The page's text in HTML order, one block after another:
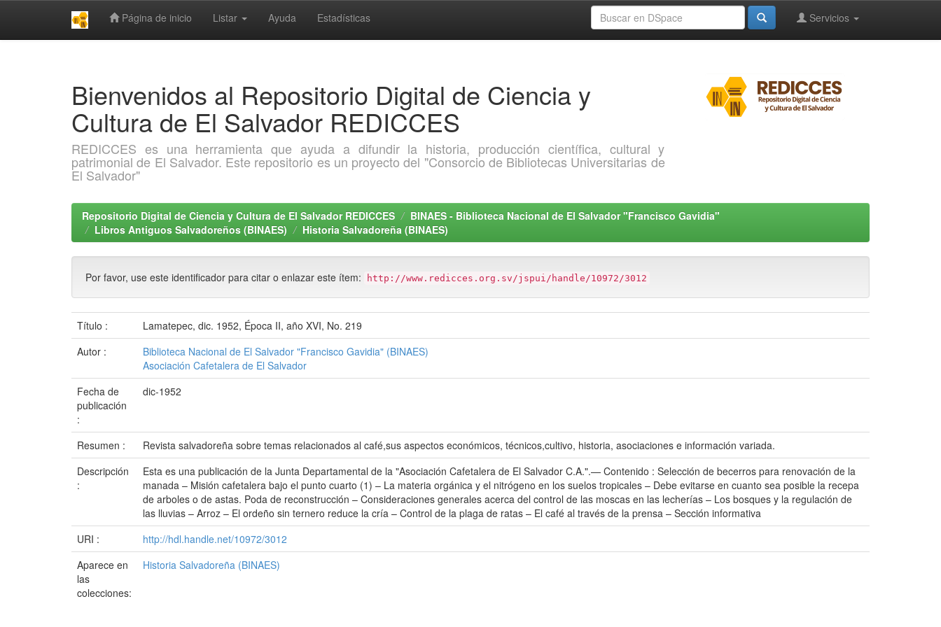
Página de inicio Listar Ayuda Estadísticas Servicios
Bienvenidos al Repositorio Digital de Ciencia y
Cultura de El Salvador REDICCES
REDICCES es una herramienta que ayuda a difundir la historia, producción científica, cultural y
patrimonial de El Salvador. Este repositorio es un proyecto del "Consorcio de Bibliotecas Universitarias de
El Salvador"
Repositorio Digital de Ciencia y Cultura de El Salvador REDICCES
BINAES - Biblioteca Nacional de El Salvador "Francisco Gavidia"
Libros Antiguos Salvadoreños (BINAES)
Historia Salvadoreña (BINAES)
Por favor, use este identificador para citar o enlazar este ítem: http://www.redicces.org.sv/jspui/handle/10972/3012
Título :
Lamatepec, dic. 1952, Época II, año XVI, No. 219
Autor :
Biblioteca Nacional de El Salvador "Francisco Gavidia" (BINAES)
Asociación Cafetalera de El Salvador
Fecha de
publicación
:
dic-1952
Resumen :
Revista salvadoreña sobre temas relacionados al café,sus aspectos económicos, técnicos,cultivo, historia, asociaciones e información variada.
Descripción
:
Esta es una publicación de la Junta Departamental de la "Asociación Cafetalera de El Salvador C.A.".— Contenido : Selección de becerros para renovación de la
manada – Misión cafetalera bajo el punto cuarto (1) – La materia orgánica y el nitrógeno en los suelos tropicales – Debe evitarse en cuanto sea posible la recepa
de arboles o de astas. Poda de reconstrucción – Consideraciones generales acerca del control de las moscas en las lecherías – Los bosques y la regulación de
las lluvias – Arroz – El ordeño sin ternero reduce la cría – Control de la plaga de ratas – El café al través de la prensa – Sección informativa
URI :
http://hdl.handle.net/10972/3012
Aparece en
las
colecciones:
Historia Salvadoreña (BINAES)